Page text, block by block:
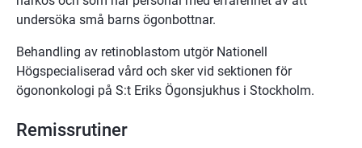
undersöka små barns ögonbottnar.
Behandling av retinoblastom utgör Nationell
Högspecialiserad vård och sker vid sektionen för
ögononkologi på S:t Eriks Ögonsjukhus i Stockholm.
Remissrutiner